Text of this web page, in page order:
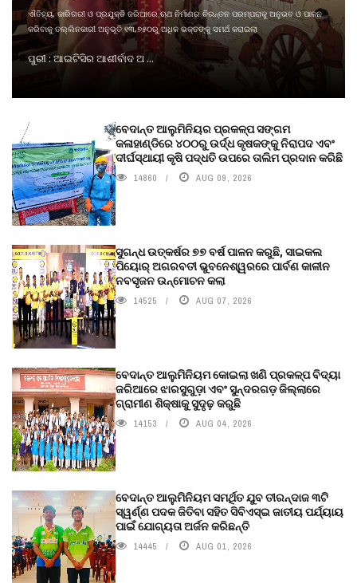
ଐତିହ୍ୟ, କାରିଗରୀ ଓ ପ୍ରଯୁକ୍ତି ଜରିଆରେ ଋଥ ନିର୍ମାଣର ଚିରନ୍ତନ ପରମ୍ପରାକୁ ଅନୁଭବ ଓ ପାଳନ
କରିବାକୁ ତଲ୍ଲିନକାରୀ ଅନୁଭୂତି ୧୩,୭୫୦ରୁ ଅଧିକ ଭକ୍ତଙ୍କୁ ସମର୍ଥ କରାଇଲା
ପୁରୀ : ଆଇଟିସିର ଆଶୀର୍ବାଦ ଅ ...
ବେଦାନ୍ତ ଆଲୁମିନିୟର ପ୍ରକଳ୍ପ ସଙ୍ଗମ
କଳାହାଣ୍ଡିରେ ୪୦୦ରୁ ଉର୍ଦ୍ଧ କୃଷକଙ୍କୁ ନିରାପଦ ଏବଂ
ଦୀର୍ଘସ୍ଥାୟୀ କୃଷି ପଦ୍ଧତି ଉପରେ ତାଲିମ ପ୍ରଦାନ କରିଛି
14860 AUG 09, 2026
ସୁଗନ୍ଧ ଉତ୍କର୍ଷର ୭୭ ବର୍ଷ ପାଳନ କରୁଛି, ସାଇକଲ
ପିୟୋର୍‌ ଅଗରବତୀ ଭୁବନେଶ୍ୱରରେ ପାର୍ବଣ କାଳୀନ
ନବସୃଜନ ଉନ୍ମୋଚନ କଲା
14525 AUG 07, 2026
ବେଦାନ୍ତ ଆଲୁମିନିୟମ କୋଇଲା ଖଣି ପ୍ରକଳ୍ପ ବିଦ୍ୟା
ଜରିଆରେ ଝାରସୁଗୁଡ଼ା ଏବଂ ସୁନ୍ଦରଗଡ଼ ଜିଲ୍ଲାରେ
ଗ୍ରାମୀଣ ଶିକ୍ଷାକୁ ସୁଦୃଢ଼ କରୁଛି
14153 AUG 04, 2026
ବେଦାନ୍ତ ଆଲୁମିନିୟମ ସମର୍ଥିତ ଯୁବ ତୀରନ୍ଦାଜ ୩ଟି
ସ୍ୱର୍ଣ୍ଣ ପଦକ ଜିତିବା ସହିତ ସିବିଏସ୍ଇ ଜାତୀୟ ପର୍ଯ୍ୟାୟ
ପାଇଁ ଯୋଗ୍ୟତା ଅର୍ଜନ କରିଛନ୍ତି
14445 AUG 01, 2026